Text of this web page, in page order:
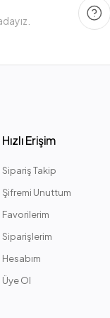
için.
Hızlı Erişim
Sipariş Takip
Şifremi Unuttum
Favorilerim
Siparişlerim
Hesabım
Üye Ol